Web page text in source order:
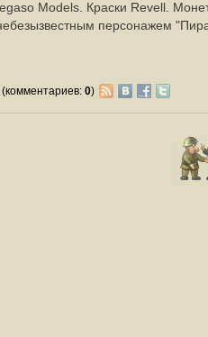
Models. Краски Revell.
персонажем
(комментариев:0)